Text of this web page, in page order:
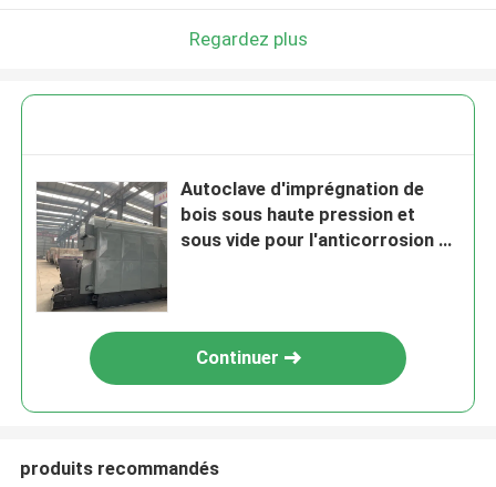
Regardez plus
Autoclave d'imprégnation de
bois sous haute pression et
sous vide pour l'anticorrosion et
Continuer
produits recommandés